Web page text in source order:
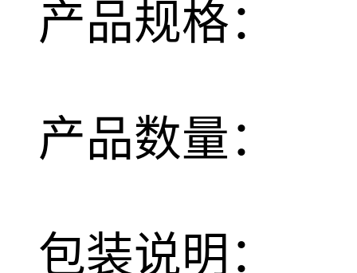
产品规格：
产品数量：
包装说明：